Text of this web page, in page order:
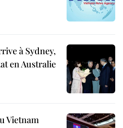
à Sydney,
en Australie
Vietnam